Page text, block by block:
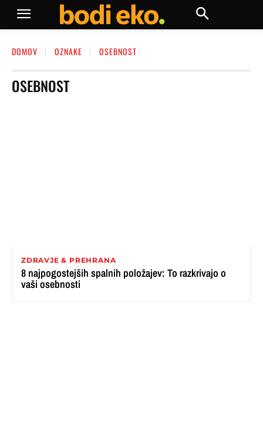
DOMOV OZNAKE OSEBNOST
OSEBNOST
ZDRAVJE & PREHRANA
8 najpogostejših spalnih položajev: To razkrivajo o
vaši osebnosti